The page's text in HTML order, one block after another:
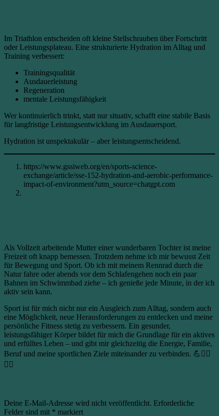
Im Triathlon entscheiden oft kleine Stellschrauben über Fortschritt
oder Leistungsplateau. Eine strukturierte Hydration im Alltag und
Training verbessert:
Trainingsqualität
Ausdauerleistung
Regeneration
mentale Leistungsfähigkeit
Wer kontinuierlich trinkt, statt nur situativ, schafft eine stabile Basis
für langfristige Leistungsentwicklung im Ausdauersport.
Hydration ist unspektakulär – aber leistungsentscheidend.
https://www.gssiweb.org/en/sports-science-
exchange/article/sse-152-hydration-and-aerobic-performance-
impact-of-environment?utm_source=chatgpt.com
Als Vollzeit arbeitende Mutter einer wunderbaren Tochter ist meine
Freizeit oft knapp bemessen. Trotzdem nehme ich mir bewusst Zeit
für Bewegung und Sport. Ob ich mit meinem Rennrad durch die
Natur fahre oder abends vor dem Schlafengehen noch ein paar
Bahnen im Schwimmbad ziehe – ich genieße jede Minute, in der ich
aktiv sein kann.
Sport ist für mich nicht nur ein Ausgleich zum Alltag, sondern auch
eine Möglichkeit, neue Herausforderungen zu entdecken und meine
persönliche Fitness stetig zu verbessern. Ein gesunder,
leistungsfähiger Körper bildet für mich die Grundlage für ein aktives
und erfülltes Leben – und gibt mir gleichzeitig die Energie, Familie,
Beruf und meine sportlichen Ziele miteinander zu verbinden. 💪🚴‍♀️
🏊‍♀️
Deine E-Mail-Adresse wird nicht veröffentlicht. Erforderliche
Felder sind mit * markiert